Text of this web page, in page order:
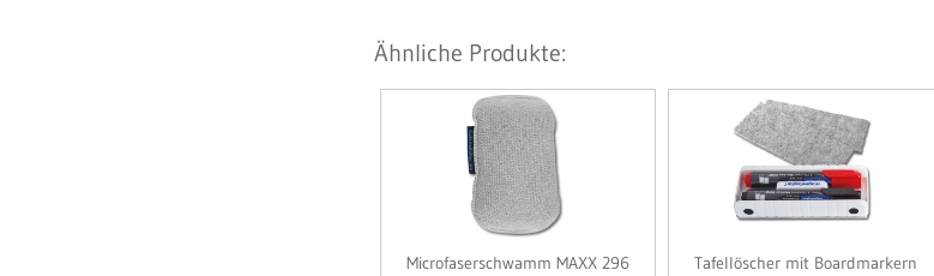
Ähnliche Produkte:
Microfaserschwamm MAXX 296 Tafellöscher mit Boardmarkern